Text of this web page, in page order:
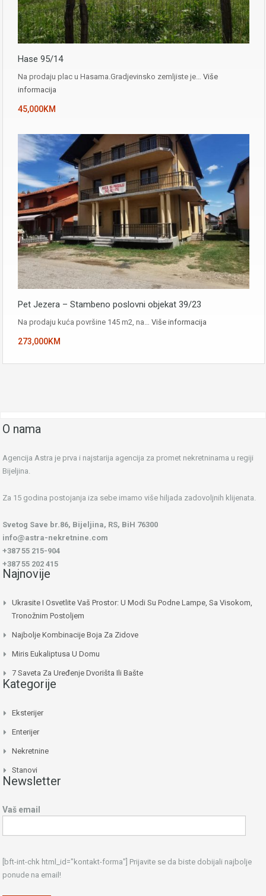
Hase 95/14
Na prodaju plac u Hasama.Gradjevinsko zemljiste je… Više
informacija
45,000KM
Pet Jezera – Stambeno poslovni objekat 39/23
Na prodaju kuća površine 145 m2, na… Više informacija
273,000KM
O nama
Agencija Astra je prva i najstarija agencija za promet nekretninama u regiji
Bijeljina.
Za 15 godina postojanja iza sebe imamo više hiljada zadovoljnih klijenata.
Svetog Save br.86, Bijeljina, RS, BiH 76300
info@astra-nekretnine.com
+387 55 215-904
+387 55 202 415
Najnovije
Ukrasite I Osvetlite Vaš Prostor: U Modi Su Podne Lampe, Sa Visokom,
Tronožnim Postoljem
Najbolje Kombinacije Boja Za Zidove
Miris Eukaliptusa U Domu
7 Saveta Za Uređenje Dvorišta Ili Bašte
Kategorije
Eksterijer
Enterijer
Nekretnine
Stanovi
Newsletter
Vaš email
[bft-int-chk html_id="kontakt-forma"] Prijavite se da biste dobijali najbolje
ponude na email!